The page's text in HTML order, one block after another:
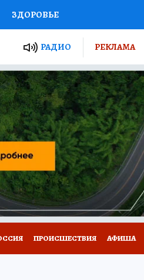
ЗДОРОВЬЕ
РОССИИ
ПУТЕВОДИТЕЛЬ
ТУРИЗМ
ПОТРЕБИТЕЛЯ ВСЕ О КП
РАДИО РЕКЛАМА
ПРОИСШЕСТВИЯ АФИША